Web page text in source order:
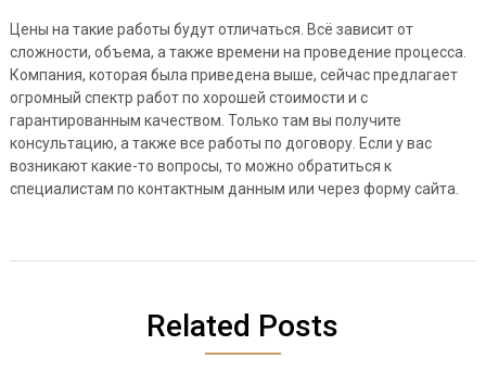
Цены на такие работы будут отличаться. Всё зависит от
сложности, объема, а также времени на проведение процесса.
Компания, которая была приведена выше, сейчас предлагает
огромный спектр работ по хорошей стоимости и с
гарантированным качеством. Только там вы получите
консультацию, а также все работы по договору. Если у вас
возникают какие-то вопросы, то можно обратиться к
специалистам по контактным данным или через форму сайта.
Related Posts